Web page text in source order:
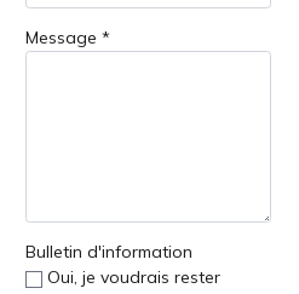
Message *
Bulletin d'information
Oui, je voudrais rester